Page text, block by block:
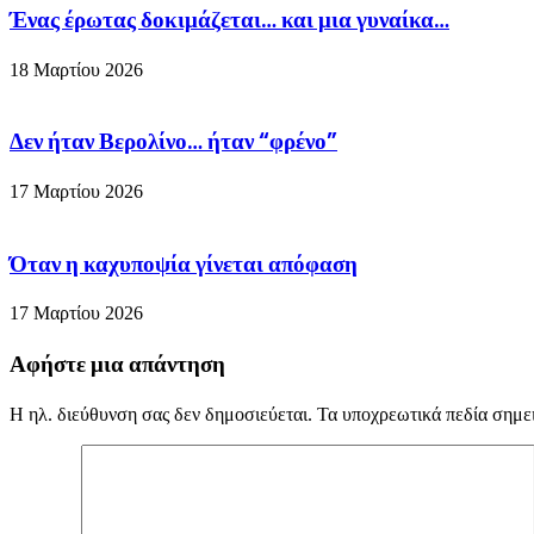
Ένας έρωτας δοκιμάζεται… και μια γυναίκα…
18 Μαρτίου 2026
Δεν ήταν Βερολίνο… ήταν “φρένο”
17 Μαρτίου 2026
Όταν η καχυποψία γίνεται απόφαση
17 Μαρτίου 2026
Αφήστε μια απάντηση
Η ηλ. διεύθυνση σας δεν δημοσιεύεται. Τα υποχρεωτικά πεδία